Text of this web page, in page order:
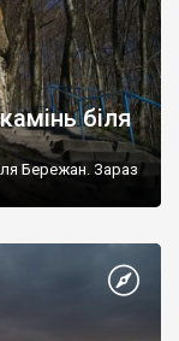
біля
Бережан. Зараз